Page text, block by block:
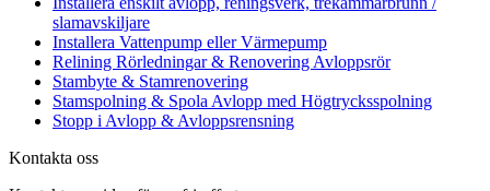
slamavskiljare
Installera Vattenpump eller Värmepump
Relining Rörledningar & Renovering Avloppsrör
Stambyte & Stamrenovering
Stamspolning & Spola Avlopp med Högtrycksspolning
Stopp i Avlopp & Avloppsrensning
Kontakta oss